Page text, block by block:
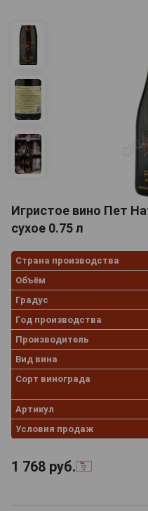
Игристое вино Пет
сухое 0.75 л
Страна производства
Объём
Градус
Год производства
Производитель
Вид вина
Сорт винограда
Артикул
Условия продаж
1 768 руб.